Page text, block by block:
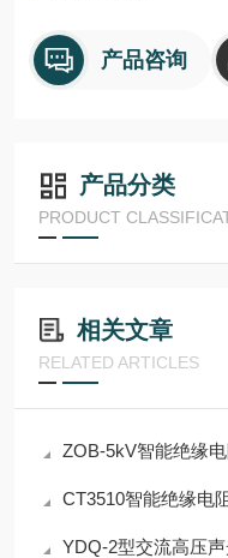
产品咨询
产品分类
PRODUCT
相关文章
RELATED ARTICLES
ZOB-5kV智能绝缘
CT3510智能绝缘电
YDQ-2型交流高压